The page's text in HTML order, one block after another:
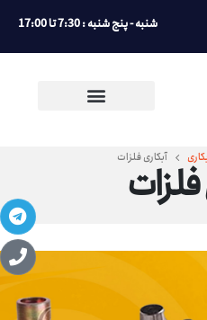
شنبه - پنج شنبه : 7:30 تا 17:00
آبکاری فلزات
فلزات